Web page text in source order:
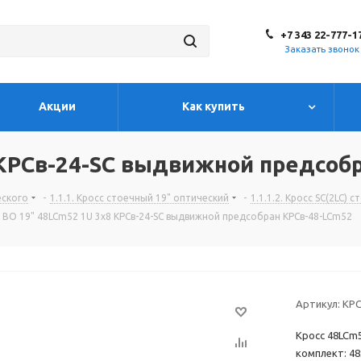
+7 343 22-777-
Заказать звонок
Акции Как купить
24-SC выдвижной
- 1.1.1. Кросс стоечный 19" оптический - 1.1.1.2. Кросс SC(2LC)
ВО 19" 48LCm52 1U 3х8 КРСв-24-SC выдвижной предсобран КРСв-48-LCm52
Артикул:
Кросс
комплект: